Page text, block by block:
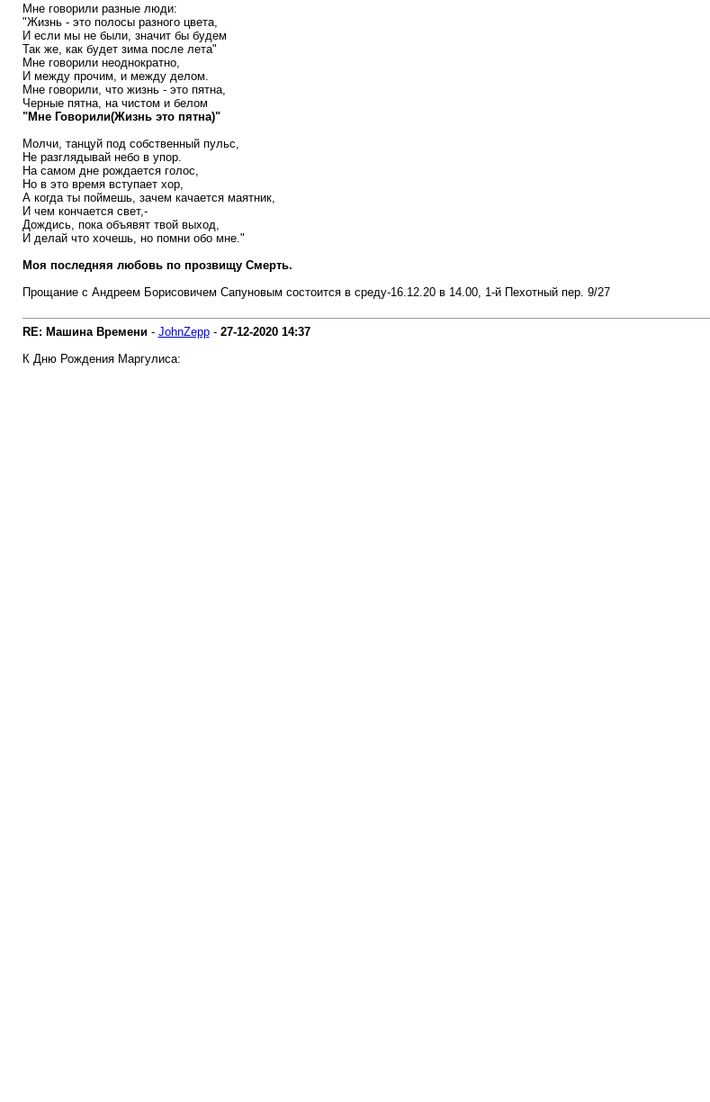
Мне говорили разные люди:
"Жизнь - это полосы разного цвета,
И если мы не были, значит бы будем
Так же, как будет зима после лета"
Мне говорили неоднократно,
И между прочим, и между делом.
Мне говорили, что жизнь - это пятна,
Черные пятна, на чистом и белом
"Мне Говорили(Жизнь это пятна)"
Молчи, танцуй под собственный пульс,
Не разглядывай небо в упор.
На самом дне рождается голос,
Но в это время вступает хор,
А когда ты поймешь, зачем качается маятник,
И чем кончается свет,-
Дождись, пока объявят твой выход,
И делай что хочешь, но помни обо мне."
Моя последняя любовь по прозвищу Смерть.
Прощание с Андреем Борисовичем Сапуновым состоится в среду-16.12.20 в 14.00, 1-й Пехотный пер. 9/27
RE: Машина Времени- JohnZepp- 27-12-2020 14:37
К Дню Рождения Маргулиса: